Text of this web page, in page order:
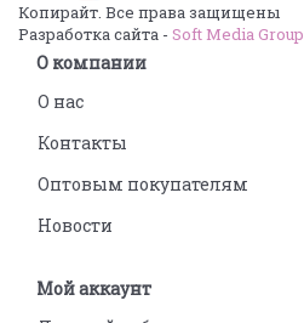
Копирайт. Все права защищены
Разработка сайта - Soft Media Group
О компании
О нас
Контакты
Оптовым покупателям
Новости
Мой аккаунт